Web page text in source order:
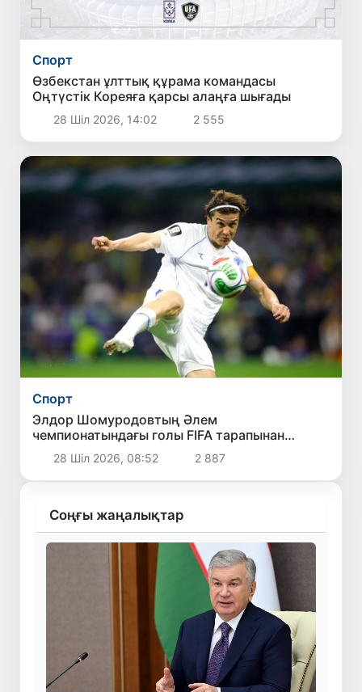
Спорт
Өзбекстан ұлттық құрама командасы
Оңтүстік Кореяға қарсы алаңға шығады
28 Шіл 2026, 14:02 2 555
Спорт
Элдор Шомуродовтың Әлем
чемпионатындағы голы FIFA тарапынан
өткізілген «Турнирдің ең әдемі голы»
сауалнамасында екінші орынды иеледі
28 Шіл 2026, 08:52 2 887
Соңғы жаңалықтар